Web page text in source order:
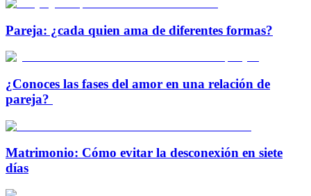
Pareja: ¿cada quien ama de diferentes formas?
¿Conoces las fases del amor en una relación de
pareja?
Matrimonio: Cómo evitar la desconexión en siete
días